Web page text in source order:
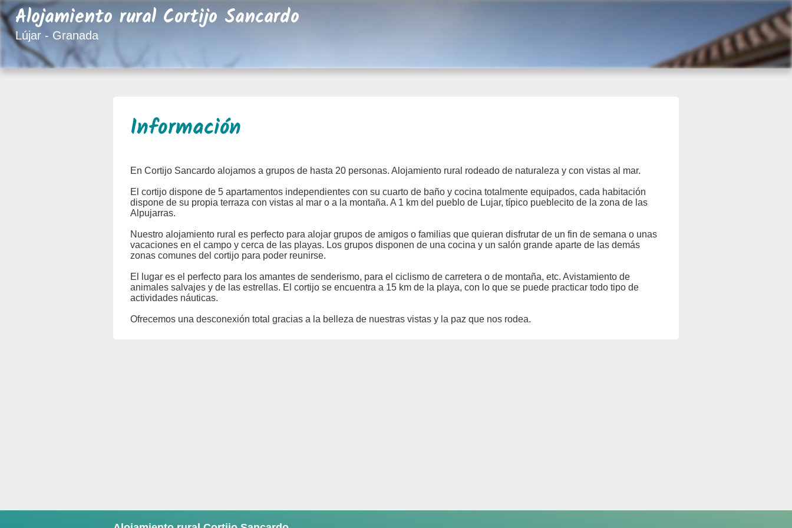
Alojamiento rural Cortijo Sancardo
Lújar - Granada
Información
En Cortijo Sancardo alojamos a grupos de hasta 20 personas. Alojamiento rural rodeado de naturaleza y con vistas al mar.
El cortijo dispone de 5 apartamentos independientes con su cuarto de baño y cocina totalmente equipados, cada habitación
dispone de su propia terraza con vistas al mar o a la montaña. A 1 km del pueblo de Lujar, típico pueblecito de la zona de las
Alpujarras.
Nuestro alojamiento rural es perfecto para alojar grupos de amigos o familias que quieran disfrutar de un fin de semana o unas
vacaciones en el campo y cerca de las playas. Los grupos disponen de una cocina y un salón grande aparte de las demás
zonas comunes del cortijo para poder reunirse.
El lugar es el perfecto para los amantes de senderismo, para el ciclismo de carretera o de montaña, etc. Avistamiento de
animales salvajes y de las estrellas. El cortijo se encuentra a 15 km de la playa, con lo que se puede practicar todo tipo de
actividades náuticas.
Ofrecemos una desconexión total gracias a la belleza de nuestras vistas y la paz que nos rodea.